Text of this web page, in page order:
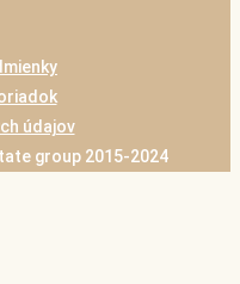
údajov
group 2015-2024